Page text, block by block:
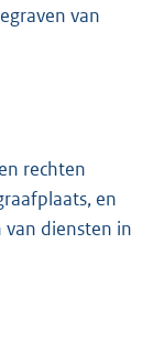
van
rechten
en
diensten in